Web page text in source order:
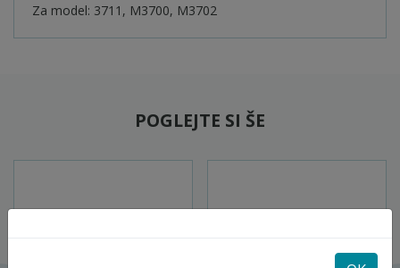
Za model: 3711, M3700, M3702
POGLEJTE SI ŠE